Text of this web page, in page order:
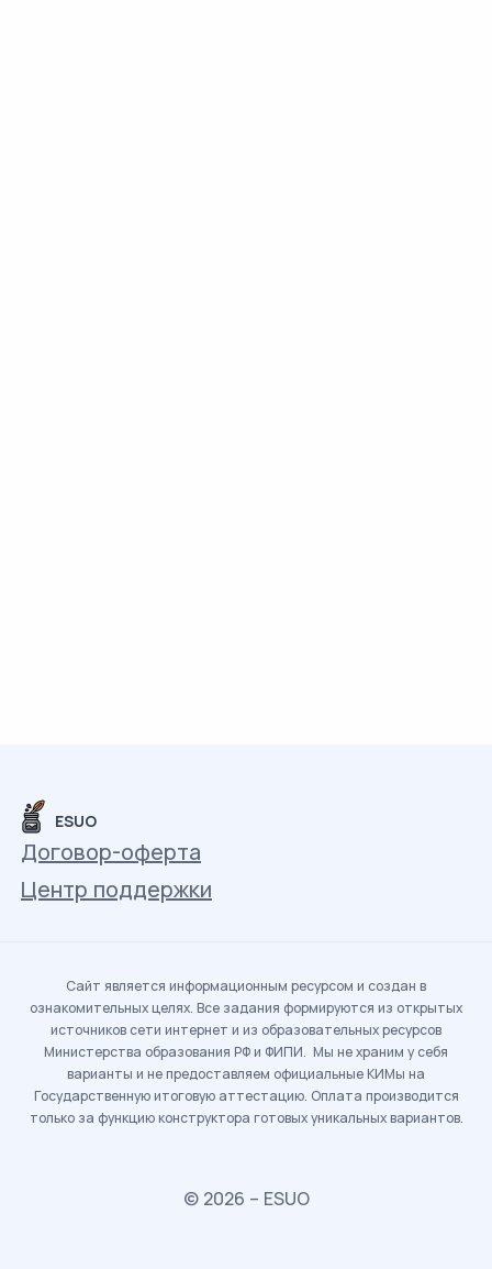
ESUO
Договор-оферта
Центр поддержки
Сайт является информационным ресурсом и создан в
ознакомительных целях. Все задания формируются из открытых
источников сети интернет и из образовательных ресурсов
Министерства образования РФ и ФИПИ. Мы не храним у себя
варианты и не предоставляем официальные КИМы на
Государственную итоговую аттестацию. Оплата производится
только за функцию конструктора готовых уникальных вариантов.
© 2026 – ESUO